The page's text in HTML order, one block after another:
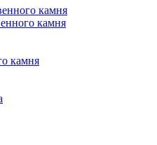
камня
камня
камня